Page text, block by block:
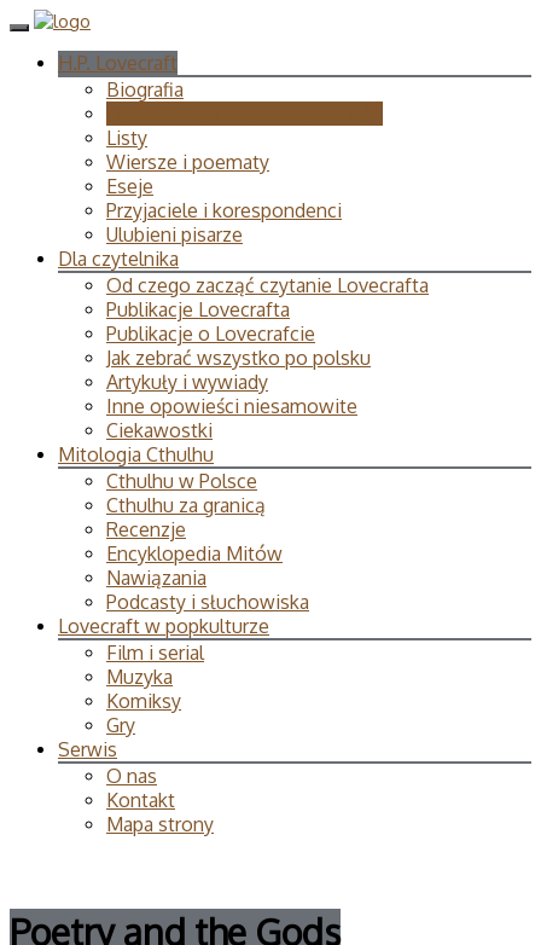
H.P. Lovecraft
Biografia
Listy
Wiersze i poematy
Eseje
Przyjaciele i korespondenci
Ulubieni pisarze
Dla czytelnika
Od czego zacząć czytanie Lovecrafta
Publikacje Lovecrafta
Publikacje o Lovecrafcie
Jak zebrać wszystko po polsku
Artykuły i wywiady
Inne opowieści niesamowite
Ciekawostki
Mitologia Cthulhu
Cthulhu w Polsce
Cthulhu za granicą
Recenzje
Encyklopedia Mitów
Nawiązania
Podcasty i słuchowiska
Lovecraft w popkulturze
Film i serial
Muzyka
Komiksy
Gry
Serwis
O nas
Kontakt
Mapa strony
Poetry and the Gods